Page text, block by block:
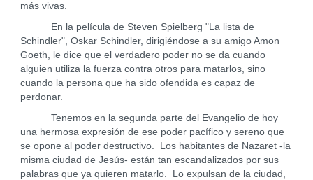
más vivas.
En la película de Steven Spielberg "La lista de
Schindler", Oskar Schindler, dirigiéndose a su amigo Amon
Goeth, le dice que el verdadero poder no se da cuando
alguien utiliza la fuerza contra otros para matarlos, sino
cuando la persona que ha sido ofendida es capaz de
perdonar.
Tenemos en la segunda parte del Evangelio de hoy
una hermosa expresión de ese poder pacífico y sereno que
se opone al poder destructivo. Los habitantes de Nazaret -la
misma ciudad de Jesús- están tan escandalizados por sus
palabras que ya quieren matarlo. Lo expulsan de la ciudad,